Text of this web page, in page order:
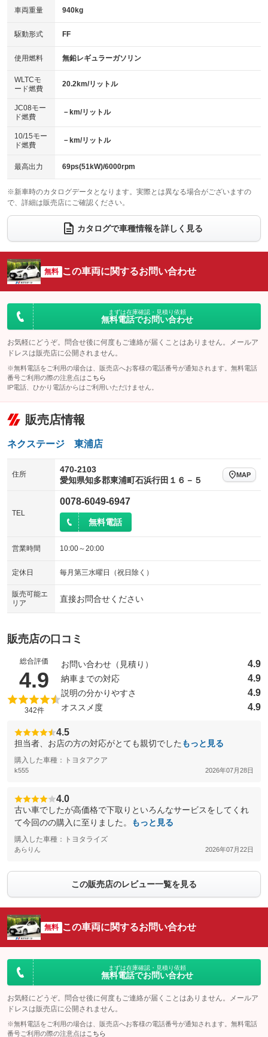
アイドリングストップ
：装備なし
USB入力端子
：装備あり
100V電源
：装備なし
センターデフロック
：装備なし
電動格納ミラー
：装備あり
キーレス
HID(キセノンライト)
：装備なし
バックカメラ
：装備あり
エアロ
：装備なし
：装備なし
パワーシート
ベンチシート
：装備なし
チップアップシート
：装備なし
：装備なし ：装備なし
ウォークスルー
：装備なし
電動リアゲート フロントカメラ
：装備なし
：装備なし ：装備なし
サイドカメラ
：装備なし ルーフレール
：装備なし
：装備なし
：装備なし
車両重量 940kg
駆動形式 FF
使用燃料 無鉛レギュラーガソリン
WLTCモ
ード燃費
20.2km/リットル
JC08モー
ド燃費
－km/リットル
10/15モー
ド燃費
－km/リットル
最高出力 69ps(51kW)/6000rpm
※新車時のカタログデータとなります。実際とは異なる場合がございますの
で、詳細は販売店にご確認ください。
カタログで車種情報を詳しく見る
無料 この車両に関するお問い合わせ
まずは在庫確認・見積り依頼
無料電話でお問い合わせ
お気軽にどうぞ。問合せ後に何度もご連絡が届くことはありません。メールア
ドレスは販売店に公開されません。
※無料電話をご利用の場合は、販売店へお客様の電話番号が通知されます。無料電話
番号ご利用の際の注意点は こちら
IP電話、ひかり電話からはご利用いただけません。
販売店情報
ネクステージ 東浦店
住所
470-2103
愛知県知多郡東浦町石浜行田１６－５
MAP
TEL
0078-6049-6947
無料電話
営業時間 10:00～20:00
定休日 毎月第三水曜日（祝日除く）
販売可能エ
リア
直接お問合せください
販売店の口コミ
総合評価
4.9 （5点満点中）
342件
お問い合わせ（見積り） 4.9
納車までの対応 4.9
説明の分かりやすさ 4.9
オススメ度 4.9
4.5
担当者、お店の方の対応がとても親切でした もっと見る
購入した車種：トヨタアクア
k555 2026年07月28日
4.0
古い車でしたが高価格で下取りといろんなサービスをしてくれ
て今回のの購入に至りました。
もっと見る
購入した車種：トヨタライズ
あらりん 2026年07月22日
この販売店のレビュー一覧を見る
無料 この車両に関するお問い合わせ
まずは在庫確認・見積り依頼
無料電話でお問い合わせ
お気軽にどうぞ。問合せ後に何度もご連絡が届くことはありません。メールア
ドレスは販売店に公開されません。
※無料電話をご利用の場合は、販売店へお客様の電話番号が通知されます。無料電話
番号ご利用の際の注意点は こちら